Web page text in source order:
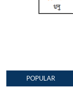
POPULAR